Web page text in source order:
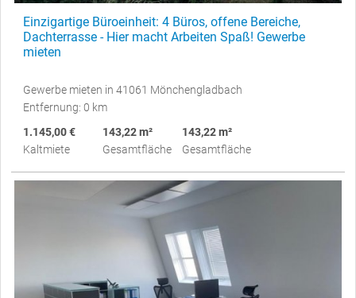
Einzigartige Büroeinheit: 4 Büros, offene Bereiche,
Dachterrasse - Hier macht Arbeiten Spaß! Gewerbe
mieten
Gewerbe mieten in 41061 Mönchengladbach
Entfernung: 0 km
1.145,00 €
Kaltmiete
143,22 m²
Gesamtfläche
143,22 m²
Gesamtfläche